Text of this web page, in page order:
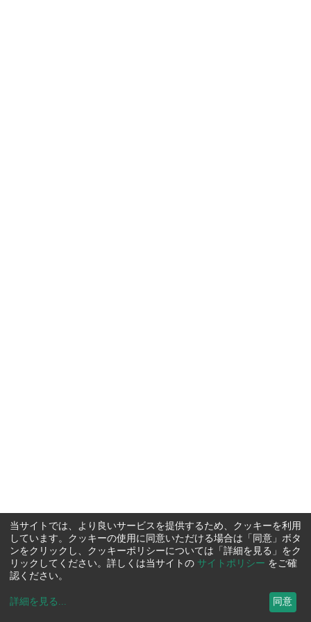
当サイトでは、より良いサービスを提供するため、クッキーを利用
しています。クッキーの使用に同意いただける場合は「同意」ボタ
ンをクリックし、クッキーポリシーについては「詳細を見る」をク
リックしてください。詳しくは当サイトの サイトポリシー をご確
認ください。
詳細を見る ... 同意